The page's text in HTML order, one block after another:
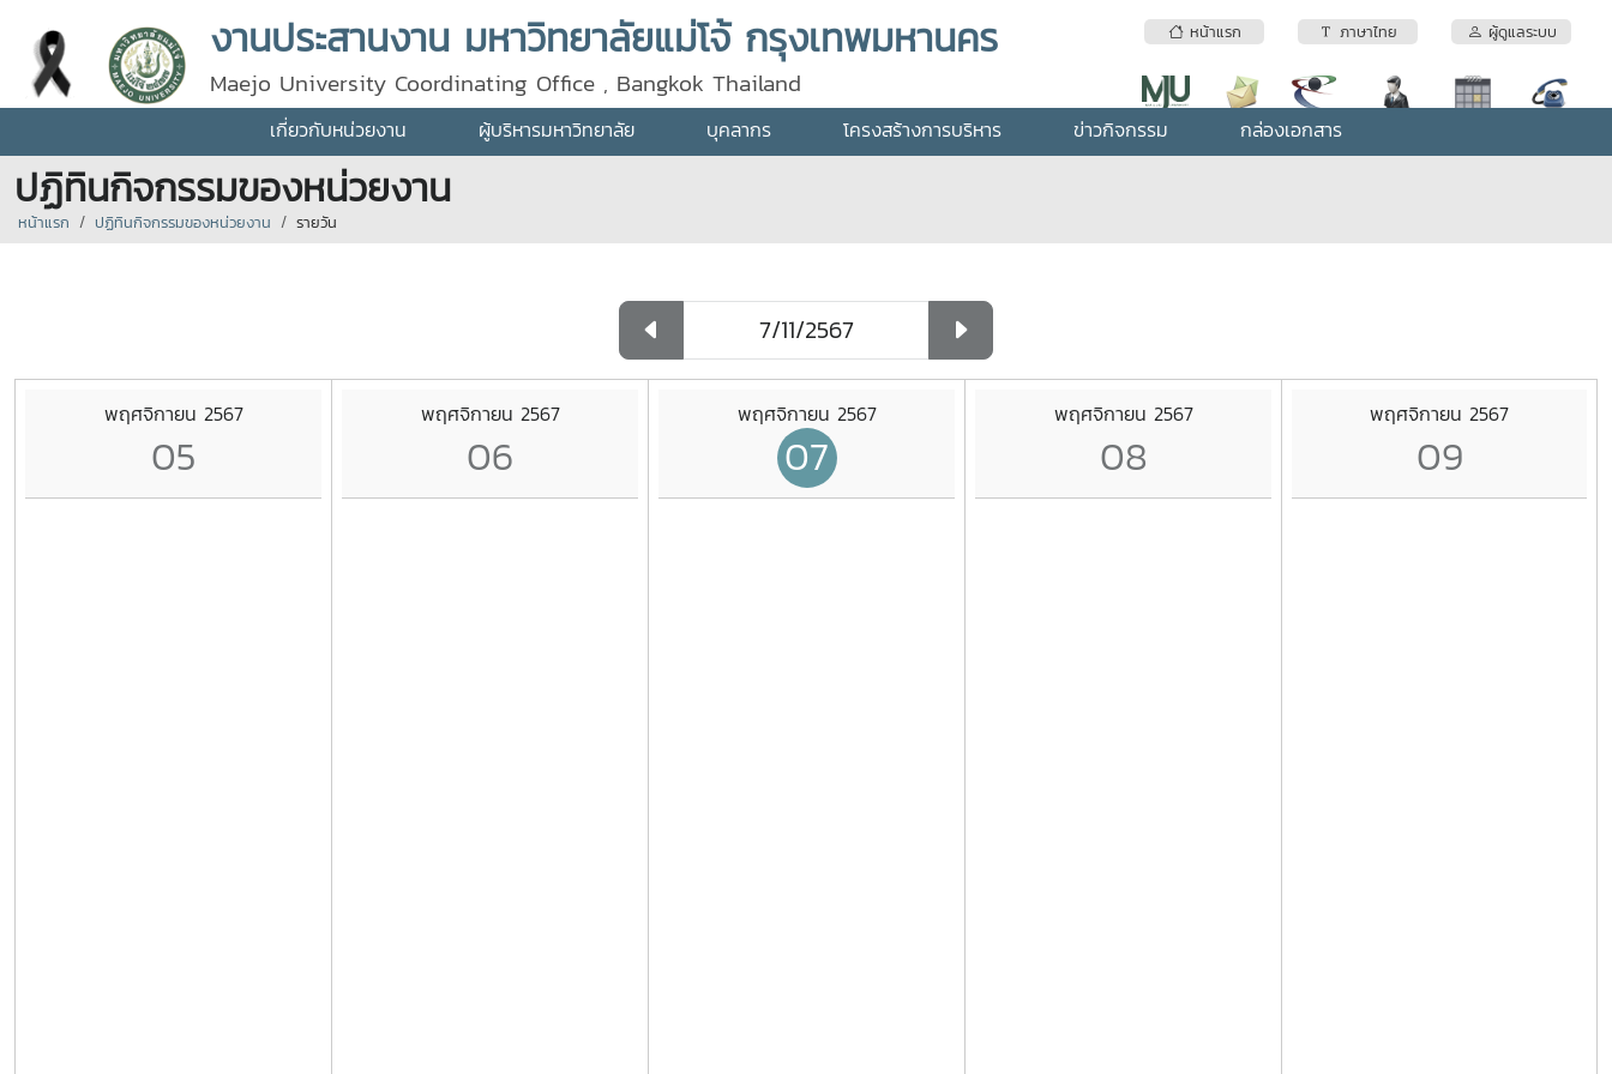
หน้าแรก ภาษาไทย ผู้ดูแลระบบ
งานประสานงาน มหาวิทยาลัยแม่โจ้ กรุงเทพมหานคร
Maejo University Coordinating Office , Bangkok Thailand
เกี่ยวกับหน่วยงาน ผู้บริหารมหาวิทยาลัย บุคลากร โครงสร้างการบริหาร ข่าวกิจกรรม กล่องเอกสาร
ปฏิทินกิจกรรมของหน่วยงาน
หน้าแรก ปฏิทินกิจกรรมของหน่วยงาน รายวัน
พฤศจิกายน 2567
05
พฤศจิกายน 2567
06
พฤศจิกายน 2567
07
พฤศจิกายน 2567
08
พฤศจิกายน 2567
09